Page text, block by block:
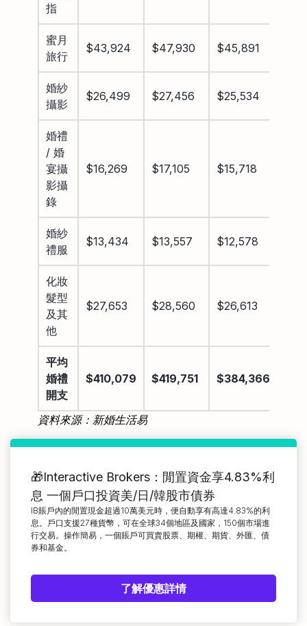
指
蜜月
旅行
$43,924 $47,930 $45,891
婚紗
攝影
$26,499 $27,456 $25,534
婚禮
/ 婚
宴攝
影攝
錄
$16,269 $17,105 $15,718
婚紗
禮服
$13,434 $13,557 $12,578
化妝
髮型
及其
他
$27,653 $28,560 $26,613
平均
婚禮
開支
$410,079 $419,751 $384,366
資料來源：新婚生活易
🎁Interactive Brokers：閒置資金享4.83%利
息 一個戶口投資美/日/韓股市債券
IB賬戶內的閒置現金超過10萬美元時，便自動享有高達4.83%的利
息。戶口支援27種貨幣，可在全球34個地區及國家，150個市場進
行交易。操作簡易，一個賬戶可買賣股票、期權、期貨、外匯、債
券和基金。
了解優惠詳情